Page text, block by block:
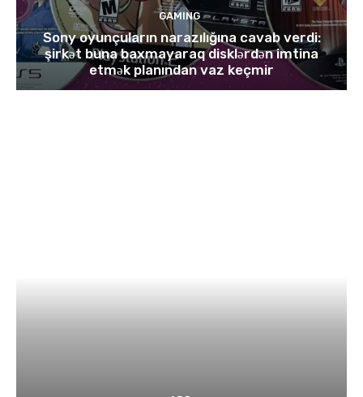
GAMING
Sony oyunçuların narazılığına cavab verdi:
şirkət buna baxmayaraq disklərdən imtina
etmək planından vaz keçmir